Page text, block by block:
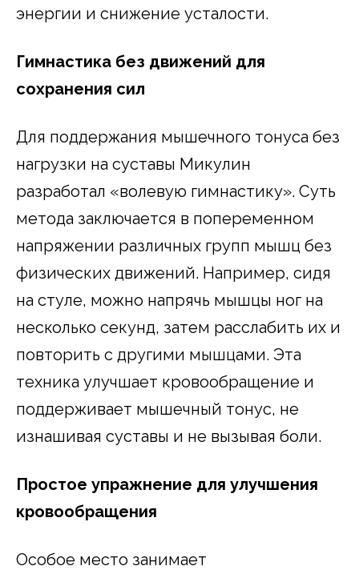
энергии и снижение усталости.
Гимнастика без движений для
сохранения сил
Для поддержания мышечного тонуса без
нагрузки на суставы Микулин
разработал «волевую гимнастику». Суть
метода заключается в попеременном
напряжении различных групп мышц без
физических движений. Например, сидя
на стуле, можно напрячь мышцы ног на
несколько секунд, затем расслабить их и
повторить с другими мышцами. Эта
техника улучшает кровообращение и
поддерживает мышечный тонус, не
изнашивая суставы и не вызывая боли.
Простое упражнение для улучшения
кровообращения
Особое место занимает